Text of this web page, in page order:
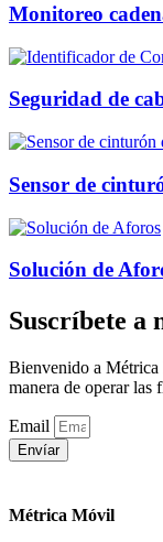
Monitoreo
Seguridad de
Sensor de
Solución de
Suscríbete a
Bienvenido a Métrica
manera de operar las
Email
Envíar
Métrica Móvil